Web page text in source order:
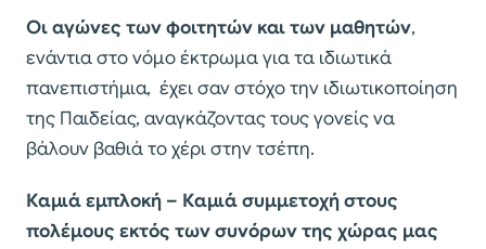
Οι αγώνες των φοιτητών και των μαθητών,
ενάντια στο νόμο έκτρωμα για τα ιδιωτικά
πανεπιστήμια, έχει σαν στόχο την ιδιωτικοποίηση
της Παιδείας, αναγκάζοντας τους γονείς να
βάλουν βαθιά το χέρι στην τσέπη.
Καμιά εμπλοκή – Καμιά συμμετοχή στους
πολέμους εκτός των συνόρων της χώρας μας